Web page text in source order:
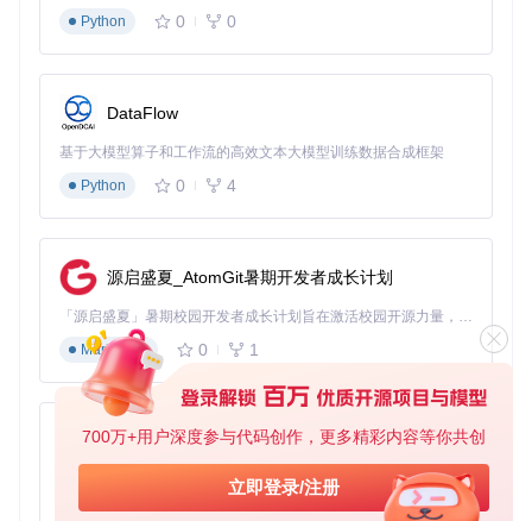
700万+用户深度参与代码创作，更多精彩内容等你共创
立即登录/注册
111
2x ADC,
2x DAC
14位
4x ADC,
2.048
便携式S
RFS
oC2x
2x ADC,
2x DAC
14位 14位
2.048
GSPS
教学与原
型开发
硬件初始化流程
准备工作：
RFSoC开发板一块（如RFSoC4x2）
16GB及以上microSD卡
USB电源适配器（建议5V/3A）
以太网线和天线
核心操作：
下载PYNQ v2.7或更高版本镜像文件
Python
0 0
DataFlow
基于大模型算子和工作流的高效文本大模型训练数据合成框架
Python
0 4
源启盛夏_AtomGit暑期开发者成长计划
「源启盛夏」暑期校园开发者成长计划旨在激活校园开源力量，通过积分激励、认证扶持、资源倾斜等形式，引导高校组织和开发者完成「入驻 — 建项目 — 做贡献 — 获认证 — 得资源」的完整闭环。无论你是想带领社团入驻平台的组织者，还是希望用代码贡献证明自己的开发者，都能在这里找到属于你的成长路径。
Markdown
0 1
py-xiaozhi
基于Python的Xiaozhi AI，适用于想要完整Xiaozhi体验而无需拥有专用硬件的用户。
Python
0 1